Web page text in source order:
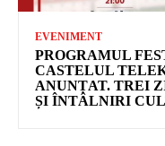
EVENIMENT
PROGRAMUL
CASTELUL
ANUNȚAT. TREI
ȘI ÎNTÂLNIRI